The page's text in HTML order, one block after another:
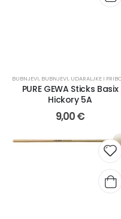
BUBNJEVI, BUBNJEVI, UDARALJKE I
PURE GEWA Sticks Basix
Hickory 5A
9,00€